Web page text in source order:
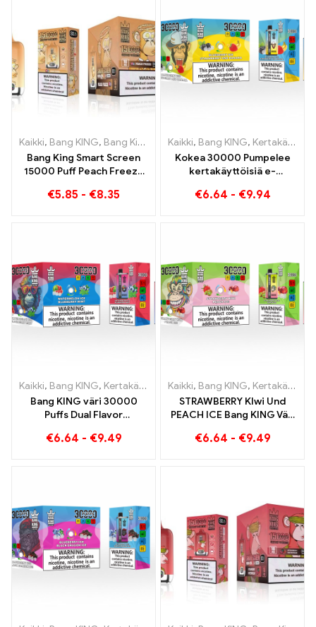
Kaikki, Bang KING, Bang King Smart Screen 15000 Pullistaa ,
Bang King Smart Screen
15000 Puff Peach Freeze
sähkösavukkeet
€5.85 - €8.35
Kaikki, Bang KING, Kertakäyttöiset sähkösavukkeet Liettua
Kokea 30000 Pumpelee
kertakäyttöisiä e-
nautintoa Blueberry Ice
€6.64 - €9.94
Kaikki, Bang KING, Kertakäyttöiset sähkösavukkeet Liettua ,
Bang KING väri 30000
Puffs Dual Flavor
Täydellinen yhdistelmä
€6.64 - €9.49
Kaikki, Bang KING, Kertakäyttöiset sähkösavukkeet Liettua
STRAWBERRY KIwi Und
PEACH ICE Bang KING Väri
Kertakäyttöinen E-savuke
€6.64 - €9.49